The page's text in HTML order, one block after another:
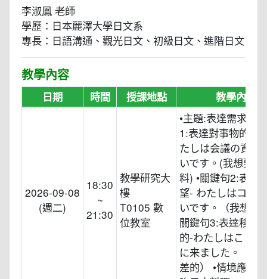
李淑鳳 老師
學歷：日本麗澤大學日文系
專長：日語溝通、觀光日文、初級日文、進階日文
教學內容
日期 時間 授課地點 教學內容
2026-09-08
(週二)
18:30
~
21:30
教學研究大
樓
T0105 數
位教室
•主題:表達需求 •
1:表達對事物的需
たしは会議の資料
いです。(我想要開
料) •關鍵句2:表達
望- わたしはコピ
いです。（我想要
關鍵句3:表達移動
的-わたしはここへ
に来ました。（我
差的） •情境應用: